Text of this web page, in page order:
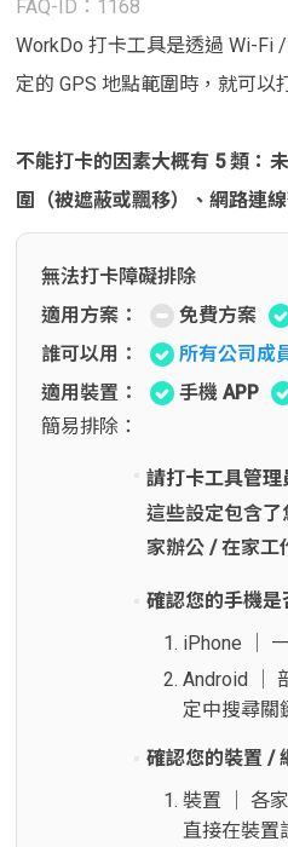
FAQ-ID：1168
WorkDo 打卡工具是透過 Wi-Fi
定的 GPS 地點範圍時，就可以
不能打卡的因素大概有 5 類：
圍（被遮蔽或飄移）、網路連
無法打卡障礙排除
適用方案：
免費方案
誰可以用：
所有公司成
適用裝置：
手機 APP
簡易排除：
請打卡工具管
這些設定包含
家辦公 / 在家工
確認您的手機
iPhone │
Android │
定中搜尋關
確認您的裝置 /
裝置 │ 各
直接在裝置